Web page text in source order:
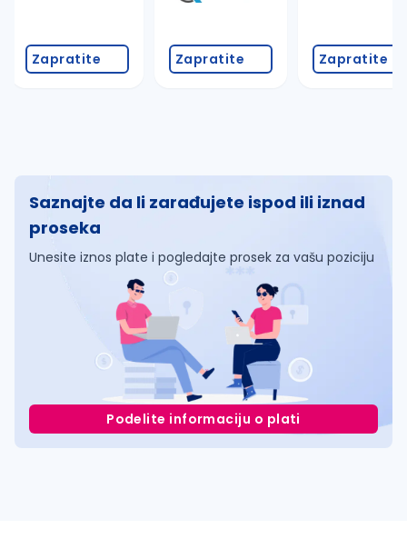
Zapratite Zapratite Zapratite
Saznajte da li zarađujete ispod ili iznad
proseka
Unesite iznos plate i pogledajte prosek za vašu poziciju
Podelite informaciju o plati